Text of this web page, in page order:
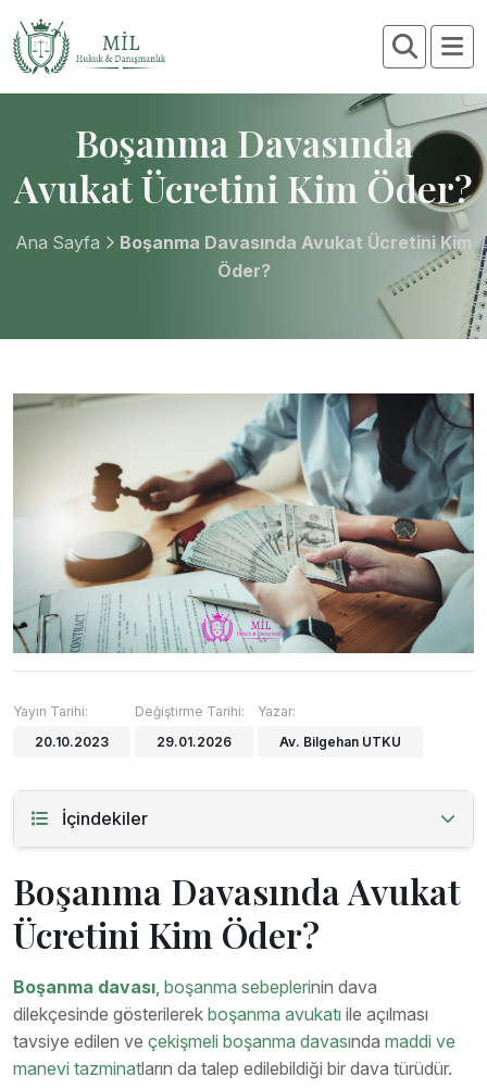
Boşanma Davasında
Avukat Ücretini Kim Öder?
Ana Sayfa
Boşanma Davasında Avukat Ücretini Kim
Öder?
Yayın Tarihi:
20.10.2023
Değiştirme Tarihi:
29.01.2026
Yazar:
Av. Bilgehan UTKU
İçindekiler
Boşanma Davasında Avukat
Ücretini Kim Öder?
Boşanma davası boşanma sebeplerinin dava
dilekçesinde gösterilerek boşanma avukatı ile açılması
tavsiye edilen ve çekişmeli boşanma davasında maddi ve
manevi tazminatların da talep edilebildiği bir dava türüdür.